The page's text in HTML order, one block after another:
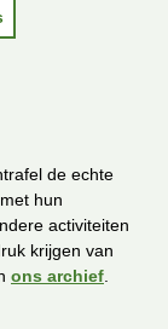
de echte
hun
activiteiten
krijgen van
ons archief